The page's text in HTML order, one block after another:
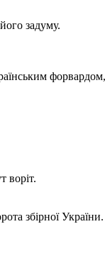
задуму.
воріт.
збірної України.